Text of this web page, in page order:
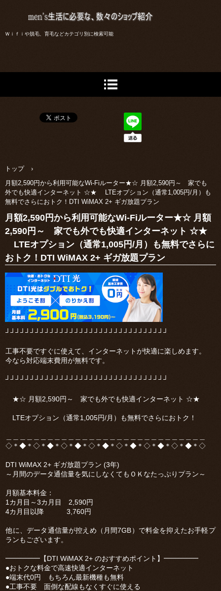
Ｗｉｆｉや脱毛、育毛などカテゴリ別に検索可能
トップ
›
月額2,590円から利用可能なWi-Fiルーター★☆ 月額2,590円～ 家でも
外でも快適インターネット ☆★ LTEオプション（通常1,005円/月）も
無料でさらにおトク！DTI WiMAX 2+ ギガ放題プラン
月額2,590円から利用可能なWi-Fiルーター★☆ 月額
2,590円～ 家でも外でも快適インターネット ☆★
LTEオプション（通常1,005円/月）も無料でさらに
おトク！DTI WiMAX 2+ ギガ放題プラン
┘┘┘┘┘┘┘┘┘┘┘┘┘┘┘┘┘┘┘┘┘┘┘┘┘┘┘┘┘┘┘┘┘
工事不要ですぐに使えて、インターネットが快適に楽しめます。
今なら対応端末費用が無料です。
┘┘┘┘┘┘┘┘┘┘┘┘┘┘┘┘┘┘┘┘┘┘┘┘┘┘┘┘┘┘┘┘┘
★☆ 月額2,590円～ 家でも外でも快適インターネット ☆★
LTEオプション（通常1,005円/月）も無料でさらにおトク！
◇＊◆＊◇＊◆＊◇＊◆＊◇＊◆＊◇＊◆＊◇＊◆＊◇＊◆＊◇
DTI WiMAX 2+ ギガ放題プラン (3年)
～月間のデータ通信量を気にしなくてもＯＫなたっぷりプラン～
月額基本料金：
1カ月目～3カ月目 2,590円
4カ月目以降 3,760円
他に、データ通信量が控えめ（月間7GB）で料金を抑えたお手軽プ
ランもございます。
━━━━━【DTI WiMAX 2+ のおすすめポイント】━━━━━
●おトクな料金で高速快適インターネット
●端末代0円 もちろん最新機種も無料
●工事不要 面倒な配線もなくすぐに使える